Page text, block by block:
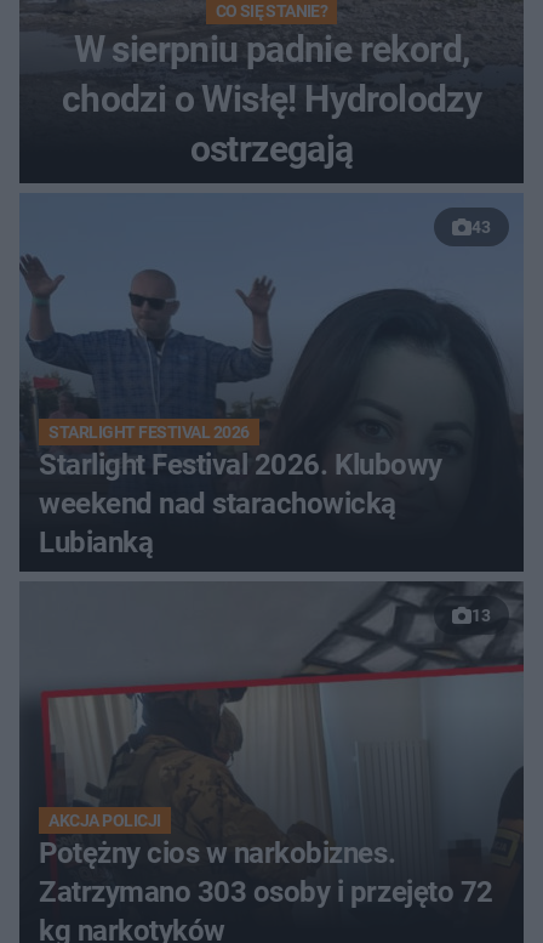
CO SIĘ STANIE?
W sierpniu padnie rekord,
chodzi o Wisłę! Hydrolodzy
ostrzegają
43
STARLIGHT FESTIVAL 2026
Starlight Festival 2026. Klubowy
weekend nad starachowicką
Lubianką
13
AKCJA POLICJI
Potężny cios w narkobiznes.
Zatrzymano 303 osoby i przejęto 72
kg narkotyków